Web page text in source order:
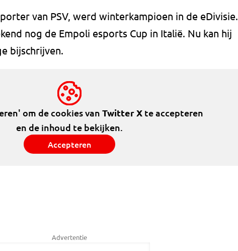
van PSV, werd winterkampioen in de eDivisie.
nog de Empoli esports Cup in Italië. Nu kan hij
bijschrijven.
om de cookies van Twitter Xte accepteren
en de inhoud te bekijken.
Accepteren
Advertentie